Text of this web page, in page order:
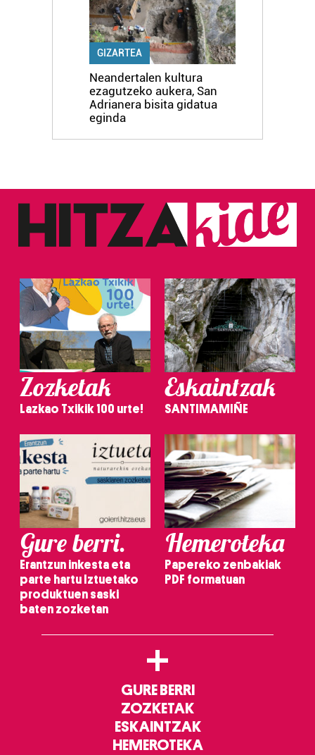
erabiltzen dituen hauta dezakezu.
Bazkide batzuek ez dizute baimenik eskatzen, eta beren
interes komertzial legitimoetan babesten dira. Ikusi gure
bazkideen zerrenda, beren ustez zein helburutarako
duten interes legitimoa eta horren aurka nola egin
dezakezun ikusteko.
Webgune honek cookie propioak eta hirugarrenen cookie-
fitxategiak erabiltzen ditu. Zure esperientzia eta
baliatzen gara. Ohar hau onartuz gero, teknologia hori
erabiltzeko baimen esplizitua ematen diguzu. Gehiago
irakurri
GIZARTEA
Neandertalen kultura
ezagutzeko aukera, San
Adrianera bisita gidatua
eginda
Zozketak
Lazkao Txikik 100 urte!
Eskaintzak
SANTIMAMIÑE
Gure berri.
Erantzun inkesta eta
parte hartu Iztuetako
produktuen saski
baten zozketan
Hemeroteka
Papereko zenbakiak
PDF formatuan
+
GURE BERRI
ZOZKETAK
ESKAINTZAK
HEMEROTEKA